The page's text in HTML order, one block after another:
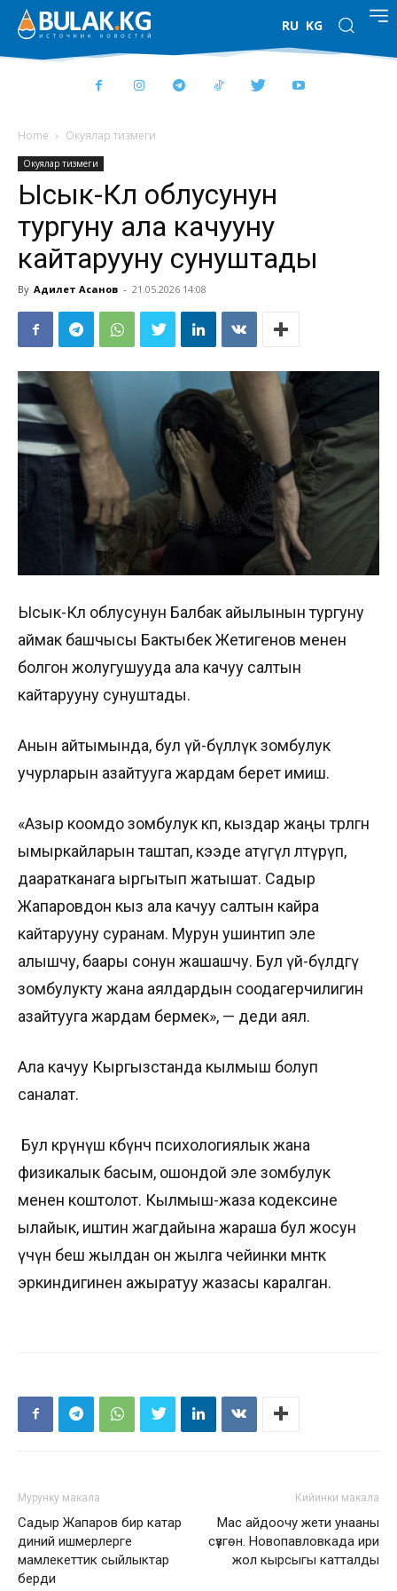
RU KG
Home Окуялар тизмеги
Окуялар тизмеги
Ысык-Көл облусунун
тургуну ала качууну
кайтарууну сунуштады
By Адилет Асанов - 21.05.2026 14:08
Ысык-Көл облусунун Балбак айылынын тургуну
аймак башчысы Бактыбек Жетигенов менен
болгон жолугушууда ала качуу салтын
кайтарууну сунуштады.
Анын айтымында, бул үй-бүлөлүк зомбулук
учурларын азайтууга жардам берет имиш.
«Азыр коомдо зомбулук көп, кыздар жаңы төрөлгөн
ымыркайларын таштап, кээде атүгүл өлтүрүп,
дааратканага ыргытып жатышат. Садыр
Жапаровдон кыз ала качуу салтын кайра
кайтарууну суранам. Мурун ушинтип эле
алышчу, баары сонун жашашчу. Бул үй-бүлөдөгү
зомбулукту жана аялдардын соодагерчилигин
азайтууга жардам бермек», — деди аял.
Ала качуу Кыргызстанда кылмыш болуп
саналат.
Бул көрүнүш көбүнчө психологиялык жана
физикалык басым, ошондой эле зомбулук
менен коштолот. Кылмыш-жаза кодексине
ылайык, иштин жагдайына жараша бул жосун
үчүн беш жылдан он жылга чейинки мөөнөткө
эркиндигинен ажыратуу жазасы каралган.
Мурунку макала
Садыр Жапаров бир катар
диний ишмерлерге
мамлекеттик сыйлыктар
берди
Кийинки макала
Мас айдоочу жети унааны
сүзгөн. Новопавловкада ири
жол кырсыгы катталды